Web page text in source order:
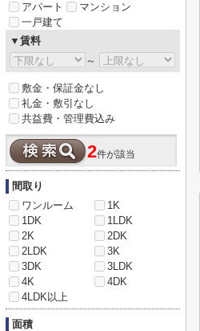
アパート
マンション
一戸建て
▼賃料
～
敷金・保証金なし
礼金・敷引なし
共益費・管理費込み
2件が該当
間取り
ワンルーム
1K
1DK
1LDK
2K
2DK
2LDK
3K
3DK
3LDK
4K
4DK
4LDK以上
面積